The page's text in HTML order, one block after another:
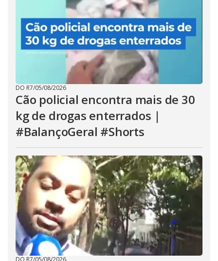
DO R7/05/08/2026
Cão policial encontra mais de 30
kg de drogas enterrados |
#BalançoGeral #Shorts
DO R7/05/08/2026